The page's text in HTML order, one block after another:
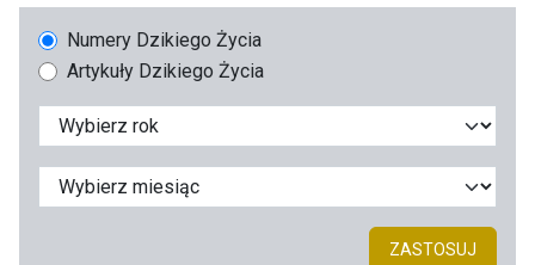
Numery Dzikiego Życia
Artykuły Dzikiego Życia
ZASTOSUJ